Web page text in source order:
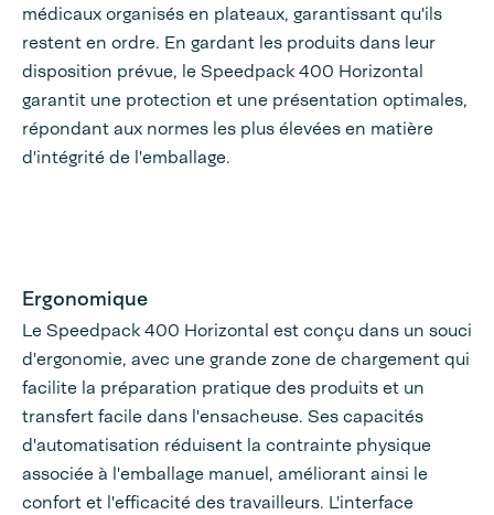
médicaux organisés en plateaux, garantissant qu'ils
restent en ordre. En gardant les produits dans leur
disposition prévue, le Speedpack 400 Horizontal
garantit une protection et une présentation optimales,
répondant aux normes les plus élevées en matière
d'intégrité de l'emballage.
Ergonomique
Le Speedpack 400 Horizontal est conçu dans un souci
d'ergonomie, avec une grande zone de chargement qui
facilite la préparation pratique des produits et un
transfert facile dans l'ensacheuse. Ses capacités
d'automatisation réduisent la contrainte physique
associée à l'emballage manuel, améliorant ainsi le
confort et l'efficacité des travailleurs. L'interface